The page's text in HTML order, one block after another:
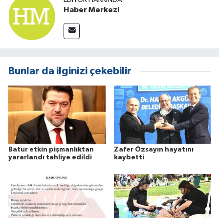
Haber Merkezi
Bunlar da ilginizi çekebilir
Batur etkin pişmanlıktan
yararlandı tahliye edildi
Zafer Özsayın hayatını
kaybetti